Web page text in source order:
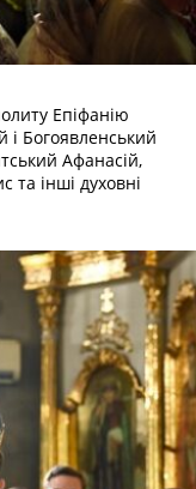
Епіфанію
і Богоявленський
Афанасій,
та інші духовні